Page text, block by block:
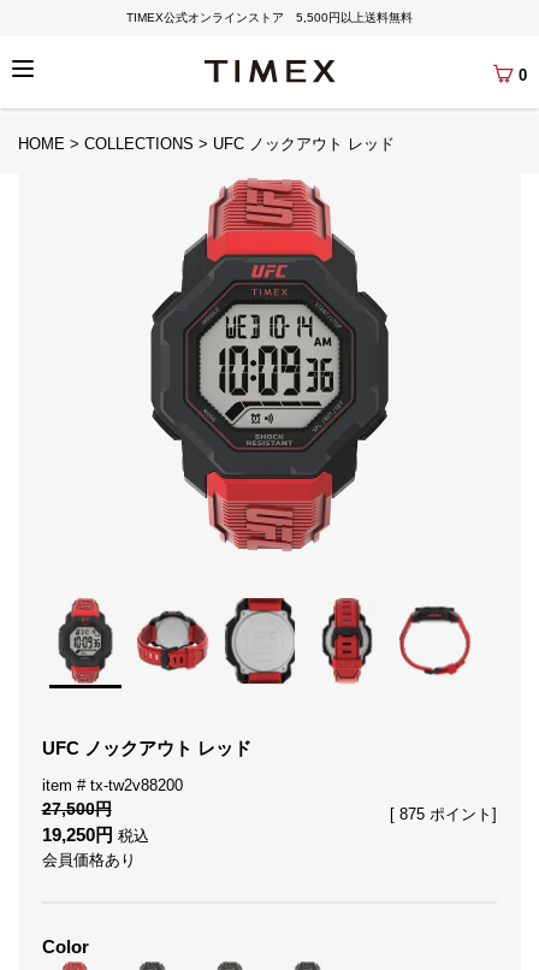
TIMEX公式オンラインストア 5,500円以上送料無料
0
HOME COLLECTIONS UFC ノックアウト レッド
UFC ノックアウト レッド
tx-tw2v88200
27,500
19,250
税込
会員価格あり
[ 875 ポイント]
Color